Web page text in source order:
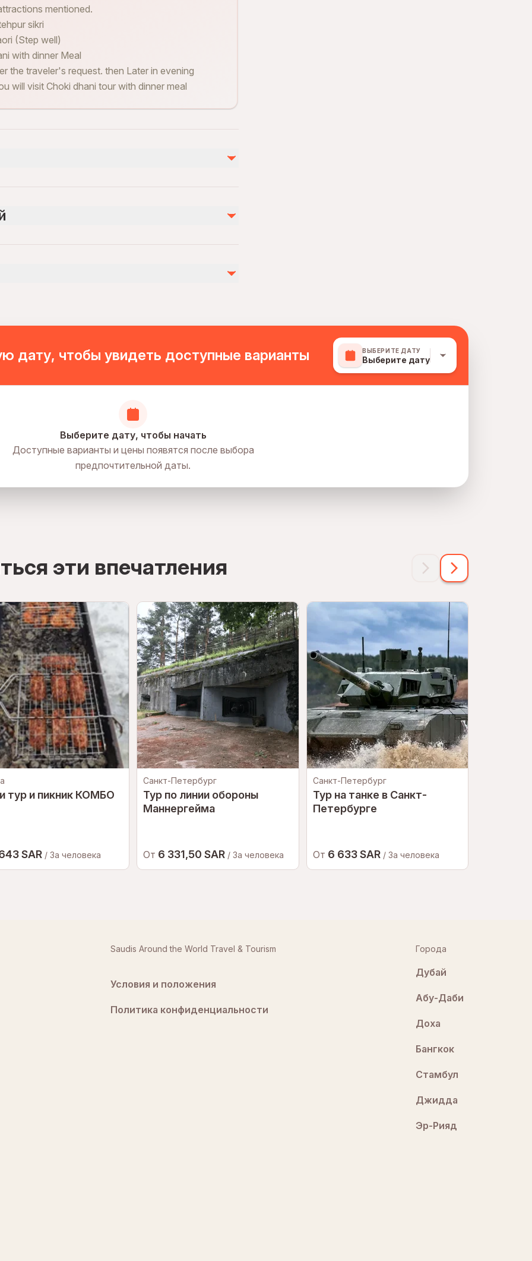
mentioned.
sikri
(Step well)
with dinner Meal
the traveler's request. then Later in evening
will visit Choki dhani tour with dinner meal
дату, чтобы увидеть доступные варианты ВЫБЕРИТЕ ДАТУ
Выберите дату
Выберите дату, чтобы начать
Доступные варианты и цены появятся после выбора
предпочтительной даты.
эти впечатления
тур и пикник КОМБО
SAR / За человека
Санкт-Петербург
Тур по линии обороны
Маннергейма
От 6 331,50 SAR / За человека
Санкт-Петербург
Тур на танке в Санкт-
Петербурге
От 6 633 SAR / За человека
Saudis Around the World Travel & Tourism
Условия и положения
Политика конфиденциальности
Города
Дубай
Абу-Даби
Доха
Бангкок
Стамбул
Джидда
Эр-Рияд